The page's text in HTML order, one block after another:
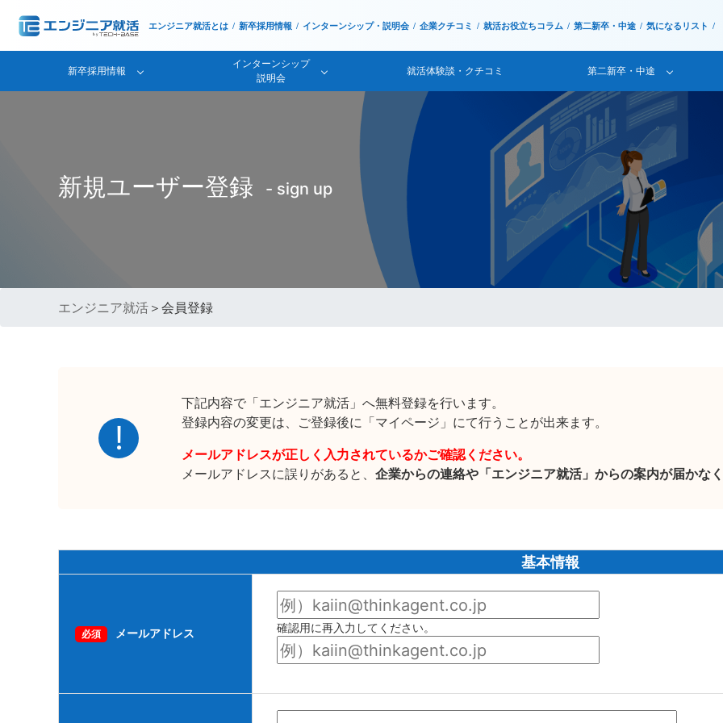
エンジニア就活とは 新卒採用情報 インターンシップ・説明会 企業クチコミ 就活お役立ちコラム 第二新卒・中途 気になるリスト
新卒採用情報
インターンシップ
説明会
就活体験談・クチコミ 第二新卒・中途
新規ユーザー登録 - sign up
エンジニア就活 ＞会員登録
下記内容で「エンジニア就活」へ無料登録を行います。
登録内容の変更は、ご登録後に「マイページ」にて行うことが出来ます。
メールアドレスが正しく入力されているかご確認ください。
メールアドレスに誤りがあると、 企業からの連絡や「エンジニア就活」からの案内が届かなく
基本情報
必須 メールアドレス 確認用に再入力してください。